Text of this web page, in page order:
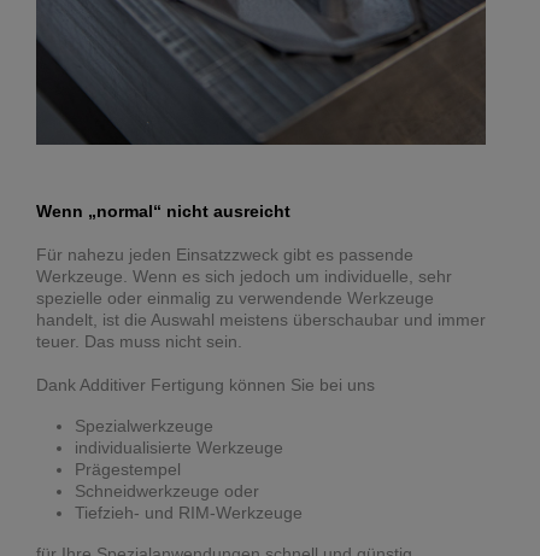
Wenn „normal“ nicht ausreicht
Für nahezu jeden Einsatzzweck gibt es passende
Werkzeuge. Wenn es sich jedoch um individuelle, sehr
spezielle oder einmalig zu verwendende Werkzeuge
handelt, ist die Auswahl meistens überschaubar und immer
teuer. Das muss nicht sein.
Dank Additiver Fertigung können Sie bei uns
Spezialwerkzeuge
individualisierte Werkzeuge
Prägestempel
Schneidwerkzeuge oder
Tiefzieh- und RIM-Werkzeuge